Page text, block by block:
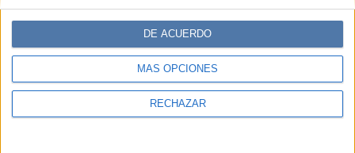
MÁS OPCIONES
RECHAZAR
DE ACUERDO